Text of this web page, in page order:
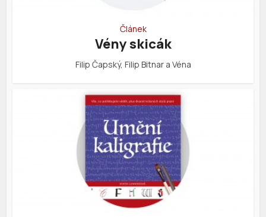
Článek
Vény skicák
Filip Čapský, Filip Bitnar a Véna